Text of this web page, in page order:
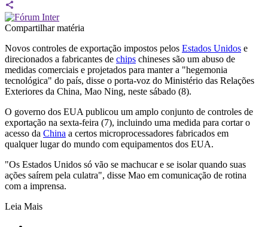
Compartilhar matéria
Novos controles de exportação impostos pelos Estados Unidos e
direcionados a fabricantes de chips chineses são um abuso de
medidas comerciais e projetados para manter a "hegemonia
tecnológica" do país, disse o porta-voz do Ministério das Relações
Exteriores da China, Mao Ning, neste sábado (8).
O governo dos EUA publicou um amplo conjunto de controles de
exportação na sexta-feira (7), incluindo uma medida para cortar o
acesso da China a certos microprocessadores fabricados em
qualquer lugar do mundo com equipamentos dos EUA.
"Os Estados Unidos só vão se machucar e se isolar quando suas
ações saírem pela culatra", disse Mao em comunicação de rotina
com a imprensa.
Leia Mais